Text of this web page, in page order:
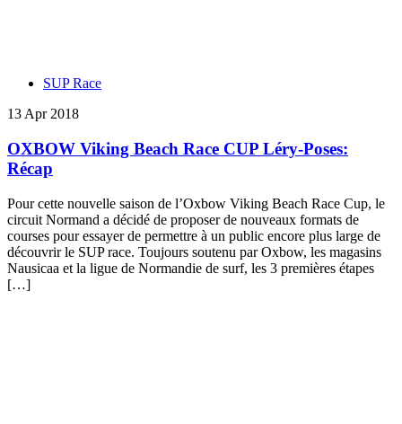
SUP Race
13 Apr 2018
OXBOW Viking Beach Race CUP Léry-Poses:
Récap
Pour cette nouvelle saison de l’Oxbow Viking Beach Race Cup, le
circuit Normand a décidé de proposer de nouveaux formats de
courses pour essayer de permettre à un public encore plus large de
découvrir le SUP race. Toujours soutenu par Oxbow, les magasins
Nausicaa et la ligue de Normandie de surf, les 3 premières étapes
[…]